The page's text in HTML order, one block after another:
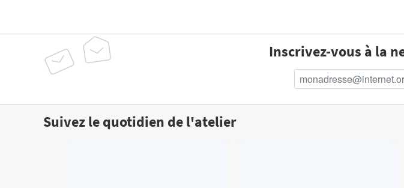
Inscrivez-vous à la
Suivez le quotidien de l'atelier